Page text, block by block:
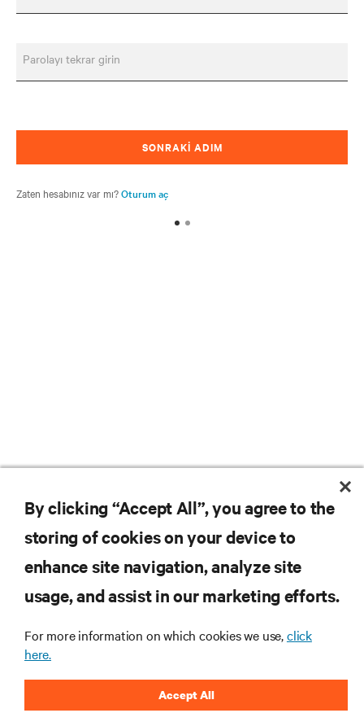
Parolayı tekrar girin
SONRAKI ADIM
Zaten hesabınız var mı?Oturum aç
Teknolojideki en son trendleri öğrenmek için
tartışmalar ve uzman görüşleri ile sektördeki en
By clicking “Accept All”, you agree to the
storing of cookies on your device to
enhance site navigation, analyze site
usage, and assist in our marketing efforts.
For more information on which cookies we use,click
here.
Accept All